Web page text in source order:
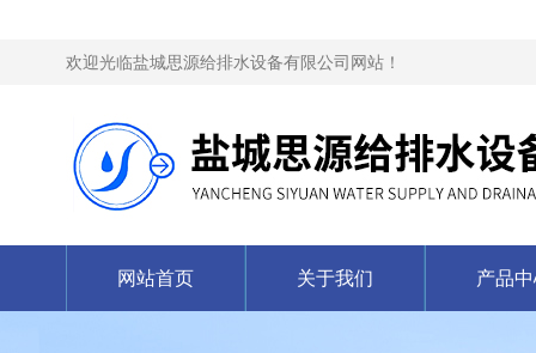
欢迎光临盐城思源给排水设备有限公司网站！
网站首页 关于我们 产品